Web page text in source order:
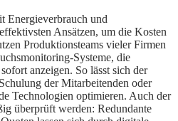
Energieverbrauch und
Ansätzen, um die Kosten
Produktionsteams vieler Firmen
Systeme, die
anzeigen. So lässt sich der
der Mitarbeitenden oder
Technologien optimieren. Auch der
überprüft werden: Redundante